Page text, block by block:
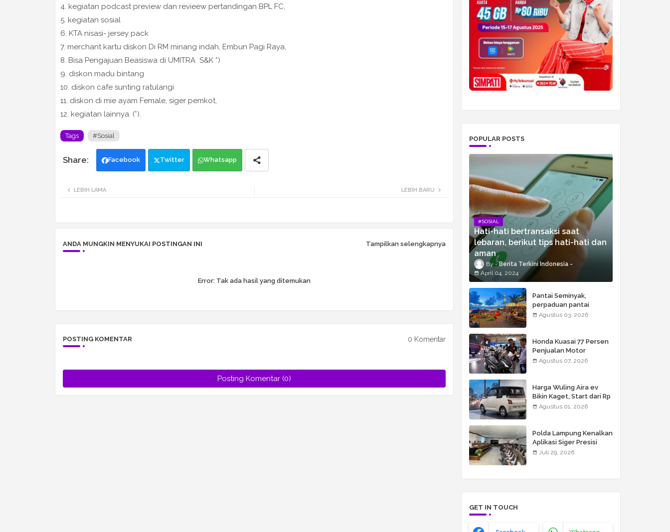
4. kegiatan podcast preview dan revieew pertandingan BPL FC,
5. kegiatan sosial
6. KTA nisasi- jersey pack
7. merchant kartu diskon Di RM minang indah, Embun Pagi Raya,
8. Bisa Pengajuan Beasiswa di UMITRA S&K *)
9. diskon madu bintang
10. diskon cafe sunting ratulangi
11. diskon di mie ayam Female, siger pemkot,
12. kegiatan lainnya. (*).
Tags #Sosial
Facebook Twitter Whatsapp
LEBIH BARU
LEBIH LAMA
ANDA MUNGKIN MENYUKAI POSTINGAN INI Tampilkan selengkapnya
Error:Tak ada hasil yang ditemukan
POSTING KOMENTAR 0 Komentar
Posting Komentar (0)
POPULAR POSTS
#SOSIAL
Hati-hati bertransaksi saat
lebaran, berikut tips hati-hati dan
aman
Berita Terkini Indonesia
April 04, 2024
Pantai Seminyak,
perpaduan pantai
berpasir luas, resort
beach club
Agustus 03, 2026
Honda Kuasai 77 Persen
Penjualan Motor
Semester I 2026
Agustus 07, 2026
Harga Wuling Aira ev
Bikin Kaget, Start dari Rp
155 Juta
Agustus 01, 2026
Polda Lampung Kenalkan
Aplikasi Siger Presisi
kepada Siswa Global
Juli 29, 2026
GET IN TOUCH